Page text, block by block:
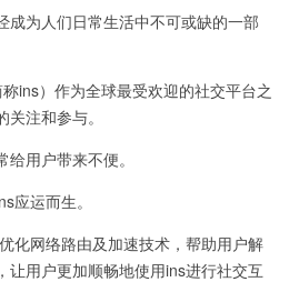
为人们日常生活中不可或缺的一部
）作为全球最受欢迎的社交平台之
注和参与。
用户带来不便。
运而生。
网络路由及加速技术，帮助用户解
让用户更加顺畅地使用ins进行社交互